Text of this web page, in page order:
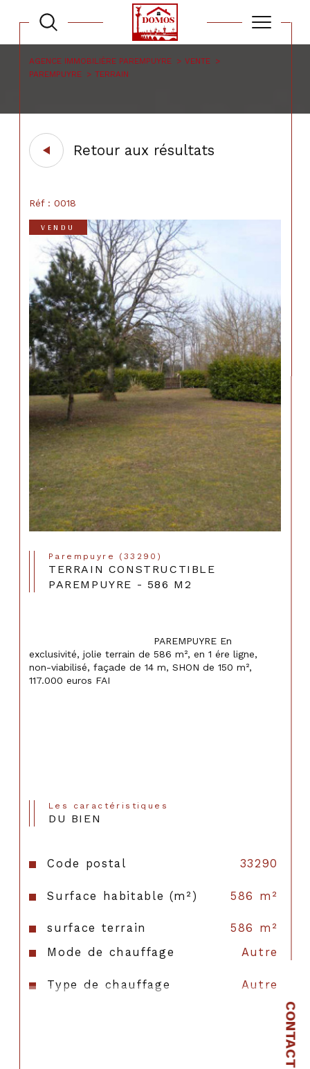
CONTACT
AGENCE IMMOBILIÈRE PAREMPUYRE
VENTE
PAREMPUYRE
TERRAIN
Retour aux résultats
Réf : 0018
VENDU
Parempuyre (33290)
TERRAIN CONSTRUCTIBLE
PAREMPUYRE - 586 M2
exclusivité, jolie terrain de 586 m², en 1 ére ligne,
non-viabilisé, façade de 14 m, SHON de 150 m²,
117.000 euros FAI
Les caractéristiques
DU BIEN
Code postal 33290
Surface habitable (m²) 586 m²
surface terrain
586 m²
Mode de chauffage
Autre
Type de chauffage Autre